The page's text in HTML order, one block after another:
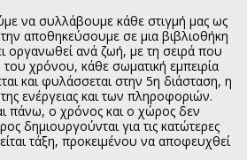
να συλλάβουμε κάθε στιγμή μας ως
αποθηκεύσουμε σε μια βιβλιοθήκη
ανά ζωή, με τη σειρά που
χρόνου, κάθε σωματική εμπειρία
και φυλάσσεται στην 5η διάσταση, η
ενέργειας και των πληροφοριών.
πάνω, ο χρόνος και ο χώρος δεν
δημιουργούνται για τις κατώτερες
τάξη, προκειμένου να αποφευχθεί